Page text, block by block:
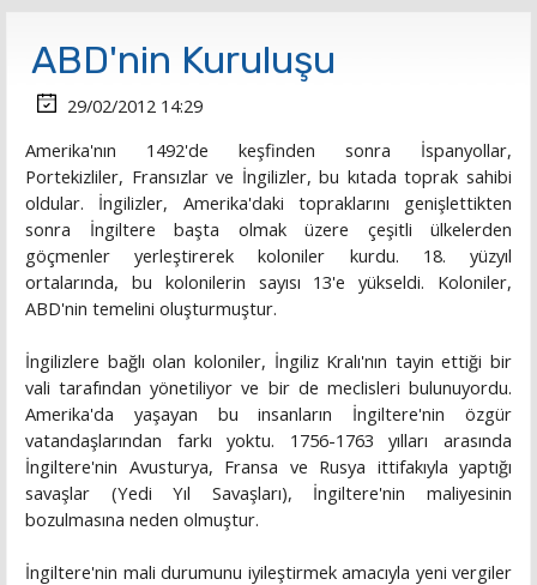
ABD'nin Kuruluşu
29/02/2012 14:29
Amerika'nın 1492'de keşfinden sonra İspanyollar,
Portekizliler, Fransızlar ve İngilizler, bu kıtada toprak sahibi
oldular. İngilizler, Amerika'daki topraklarını genişlettikten
sonra İngiltere başta olmak üzere çeşitli ülkelerden
göçmenler yerleştirerek koloniler kurdu. 18. yüzyıl
ortalarında, bu kolonilerin sayısı 13'e yükseldi. Koloniler,
ABD'nin temelini oluşturmuştur.
İngilizlere bağlı olan koloniler, İngiliz Kralı'nın tayin ettiği bir
vali tarafından yönetiliyor ve bir de meclisleri bulunuyordu.
Amerika'da yaşayan bu insanların İngiltere'nin özgür
vatandaşlarından farkı yoktu. 1756-1763 yılları arasında
İngiltere'nin Avusturya, Fransa ve Rusya ittifakıyla yaptığı
savaşlar (Yedi Yıl Savaşları), İngiltere'nin maliyesinin
bozulmasına neden olmuştur.
İngiltere'nin mali durumunu iyileştirmek amacıyla yeni vergiler